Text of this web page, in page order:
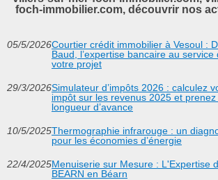
foch-immobilier.com, découvrir nos
05/5/2026Courtier crédit immobilier à Vesoul :
Baud, l’expertise bancaire au service
votre projet
29/3/2026Simulateur d’impôts 2026 : calculez
impôt sur les revenus 2025 et
longueur d’avance
10/5/2025Thermographie infrarouge : un
pour les économies d’énergie
22/4/2025Menuiserie sur Mesure : L'Expertise
BEARN en Béarn